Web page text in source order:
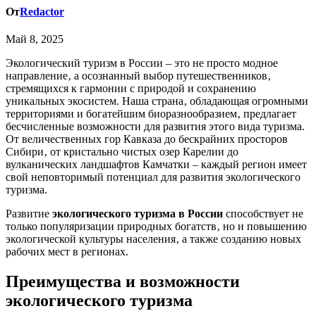
ОтRedactor
Май 8, 2025
Экологический туризм в России – это не просто модное
направление‚ а осознанный выбор путешественников‚
стремящихся к гармонии с природой и сохранению
уникальных экосистем. Наша страна‚ обладающая огромными
территориями и богатейшим биоразнообразием‚ предлагает
бесчисленные возможности для развития этого вида туризма.
От величественных гор Кавказа до бескрайних просторов
Сибири‚ от кристально чистых озер Карелии до
вулканических ландшафтов Камчатки – каждый регион имеет
свой неповторимый потенциал для развития экологического
туризма.
Развитие экологического туризма в России способствует не
только популяризации природных богатств‚ но и повышению
экологической культуры населения‚ а также созданию новых
рабочих мест в регионах.
Преимущества и возможности
экологического туризма